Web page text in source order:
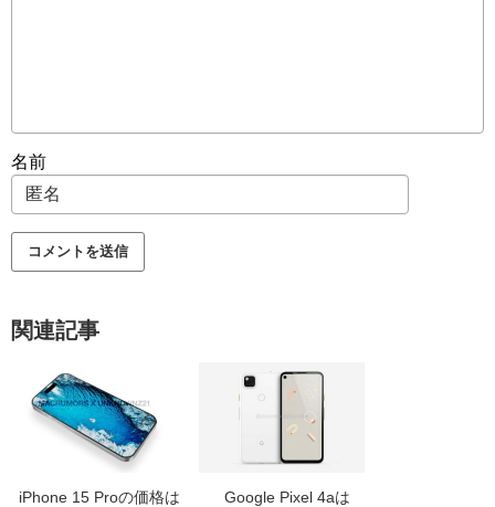
名前
関連記事
iPhone 15 Proの価格は
Google Pixel 4aは